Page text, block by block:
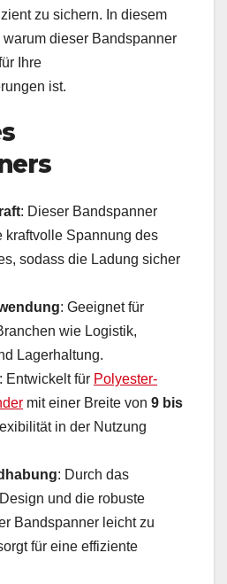
zu sichern. In diesem
dieser Bandspanner
Ihre
ist.
: Dieser Bandspanner
kraftvolle Spannung des
sodass die Ladung sicher
: Geeignet für
wie Logistik,
Lagerhaltung.
: Entwickelt für Polyester-
mit einer Breite von 9 bis
in der Nutzung
: Durch das
und die robuste
Bandspanner leicht zu
für eine effiziente